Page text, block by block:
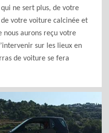
ne sert plus, de votre
votre voiture calcinée et
nous aurons reçu votre
sur les lieux en
de voiture se fera